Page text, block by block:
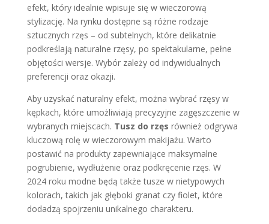
efekt, który idealnie wpisuje się w wieczorową
stylizację. Na rynku dostępne są różne rodzaje
sztucznych rzęs – od subtelnych, które delikatnie
podkreślają naturalne rzęsy, po spektakularne, pełne
objętości wersje. Wybór zależy od indywidualnych
preferencji oraz okazji.
Aby uzyskać naturalny efekt, można wybrać rzęsy w
kępkach, które umożliwiają precyzyjne zagęszczenie w
wybranych miejscach. Tusz do rzęs również odgrywa
kluczową rolę w wieczorowym makijażu. Warto
postawić na produkty zapewniające maksymalne
pogrubienie, wydłużenie oraz podkręcenie rzęs. W
2024 roku modne będą także tusze w nietypowych
kolorach, takich jak głęboki granat czy fiolet, które
dodadzą spojrzeniu unikalnego charakteru.